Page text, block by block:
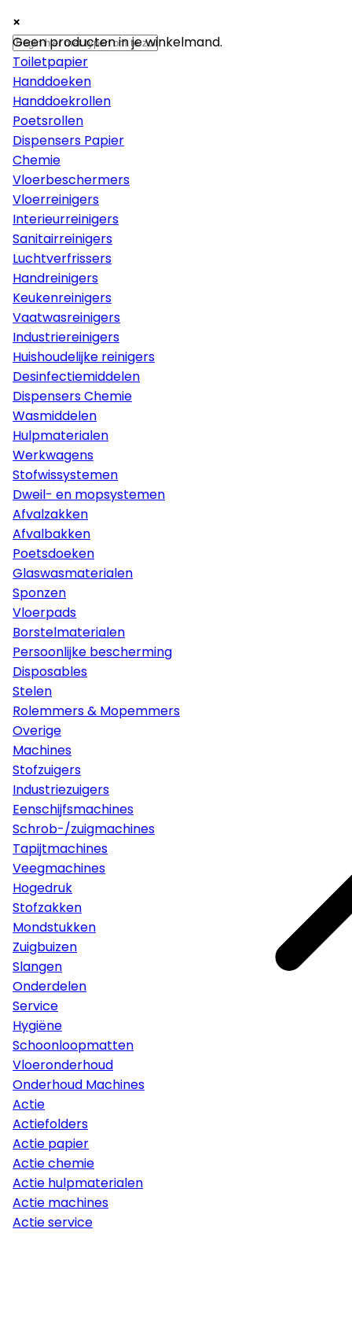
×
Papier
Toiletpapier
Handdoeken
Handdoekrollen
Poetsrollen
Dispensers Papier
Chemie
Vloerbeschermers
Vloerreinigers
Interieurreinigers
Sanitairreinigers
Luchtverfrissers
Handreinigers
Keukenreinigers
Vaatwasreinigers
Industriereinigers
Huishoudelijke reinigers
Desinfectiemiddelen
Dispensers Chemie
Wasmiddelen
Hulpmaterialen
Werkwagens
Stofwissystemen
Dweil- en mopsystemen
Afvalzakken
Afvalbakken
Poetsdoeken
Glaswasmaterialen
Sponzen
Vloerpads
Borstelmaterialen
Persoonlijke bescherming
Disposables
Stelen
Rolemmers & Mopemmers
Overige
Machines
Stofzuigers
Industriezuigers
Eenschijfsmachines
Schrob-/zuigmachines
Tapijtmachines
Veegmachines
Hogedruk
Stofzakken
Mondstukken
Zuigbuizen
Slangen
Onderdelen
Service
Hygiëne
Schoonloopmatten
Vloeronderhoud
Onderhoud Machines
Actie
Actiefolders
Actie papier
Actie chemie
Actie hulpmaterialen
Actie machines
Actie service
×
×
Geen producten in je winkelmand.